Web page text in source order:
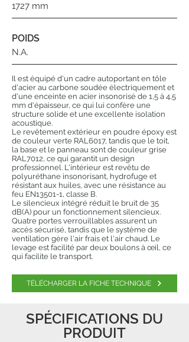
1727 mm
POIDS
N.A.
Il est équipé d'un cadre autoportant en tôle
d'acier au carbone soudée électriquement et
d'une enceinte en acier insonorisé de 1,5 à 4,5
mm d'épaisseur, ce qui lui confère une
structure solide et une excellente isolation
acoustique.
Le revêtement extérieur en poudre époxy est
de couleur verte RAL6017, tandis que le toit,
la base et le panneau sont de couleur grise
RAL7012, ce qui garantit un design
professionnel. L'intérieur est revêtu de
polyuréthane insonorisant, hydrofuge et
résistant aux huiles, avec une résistance au
feu EN13501-1, classe B.
Le silencieux intégré réduit le bruit de 35
dB(A) pour un fonctionnement silencieux.
Quatre portes verrouillables assurent un
accès sécurisé, tandis que le système de
ventilation gère l'air frais et l'air chaud. Le
levage est facilité par deux boulons à œil, ce
qui facilite le transport.
TÉLÉCHARGER LA FICHE TECHNIQUE
SPÉCIFICATIONS DU
PRODUIT